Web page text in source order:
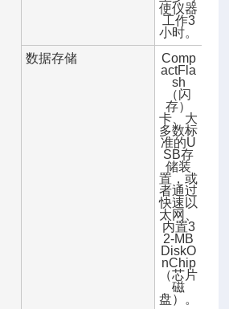
使仪器
工作3
小时。
数据存储
Comp
actFla
sh
（闪
存）
卡、大
多数标
准的U
SB存
储装
置，或
者通过
快速以
太网、
内置3
2-MB
DiskO
nChip
（芯片
磁
盘）。